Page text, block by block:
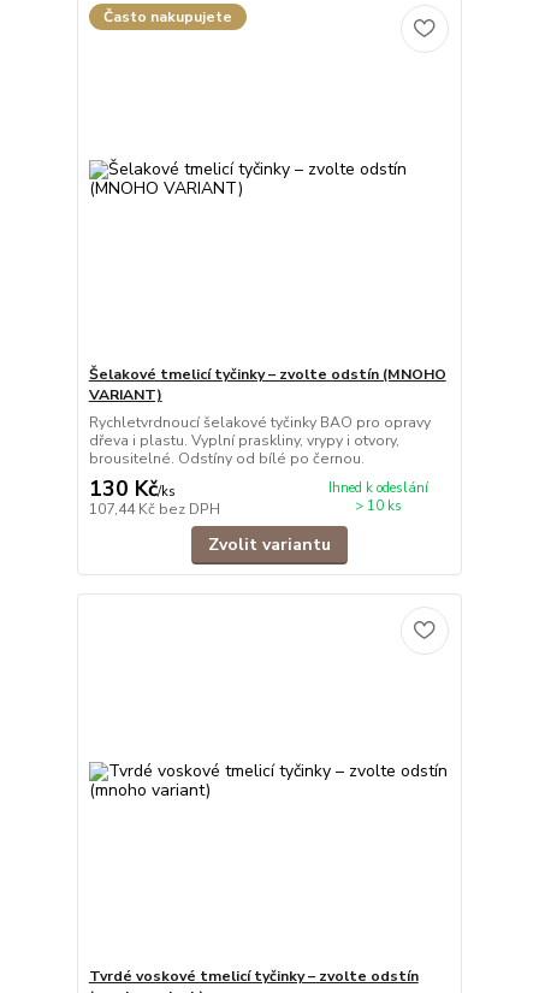
Často nakupujete
Šelakové tmelicí tyčinky – zvolte odstín (MNOHO
VARIANT)
Rychletvrdnoucí šelakové tyčinky BAO pro opravy
dřeva i plastu. Vyplní praskliny, vrypy i otvory,
brousitelné. Odstíny od bílé po černou.
130 Kč/ks
107,44 Kč bez DPH
Ihned k odeslání
> 10 ks
Zvolit variantu
Tvrdé voskové tmelicí tyčinky – zvolte odstín